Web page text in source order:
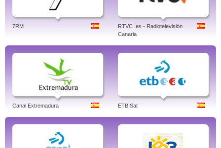
7RM
RTVC .es - Radiotelevisión
Canaria
Canal Extremadura ETB Sat